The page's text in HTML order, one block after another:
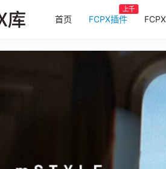
首页 FCPX插件
上千